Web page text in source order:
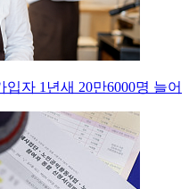
자 1년새 20만6000명 늘어